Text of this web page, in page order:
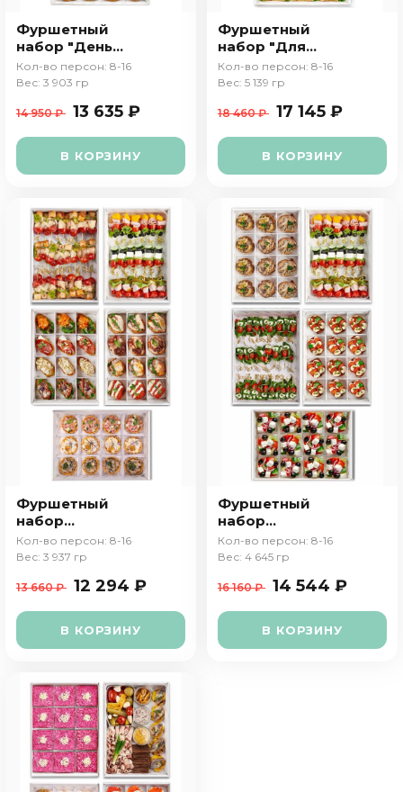
Фуршетный
набор "День
рождения"
Кол-во персон: 8-16
Вес: 3 903 гр
14 950 ₽ 13 635 ₽
В КОРЗИНУ
Фуршетный
набор "Для
друзей"
Кол-во персон: 8-16
Вес: 5 139 гр
18 460 ₽ 17 145 ₽
В КОРЗИНУ
Фуршетный
набор
"Вечеринка"
Кол-во персон: 8-16
Вес: 3 937 гр
13 660 ₽ 12 294 ₽
В КОРЗИНУ
Фуршетный
набор
"Итальянская
вечеринка"
Кол-во персон: 8-16
Вес: 4 645 гр
16 160 ₽ 14 544 ₽
В КОРЗИНУ